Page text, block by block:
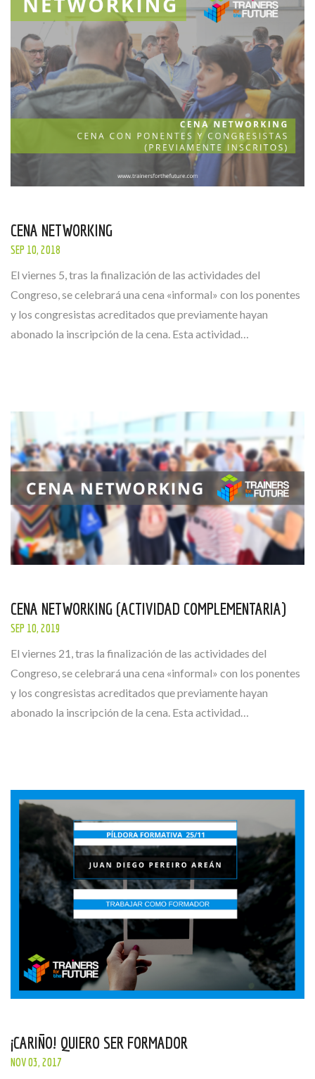
CENA NETWORKING
SEP 10, 2018
El viernes 5, tras la finalización de las actividades del
Congreso, se celebrará una cena «informal» con los ponentes
y los congresistas acreditados que previamente hayan
abonado la inscripción de la cena. Esta actividad…
CENA NETWORKING (ACTIVIDAD COMPLEMENTARIA)
SEP 10, 2019
El viernes 21, tras la finalización de las actividades del
Congreso, se celebrará una cena «informal» con los ponentes
y los congresistas acreditados que previamente hayan
abonado la inscripción de la cena. Esta actividad…
¡CARIÑO! QUIERO SER FORMADOR
NOV 03, 2017